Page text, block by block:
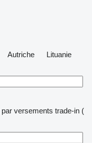
Autriche
Lituanie
par versements trade-in (